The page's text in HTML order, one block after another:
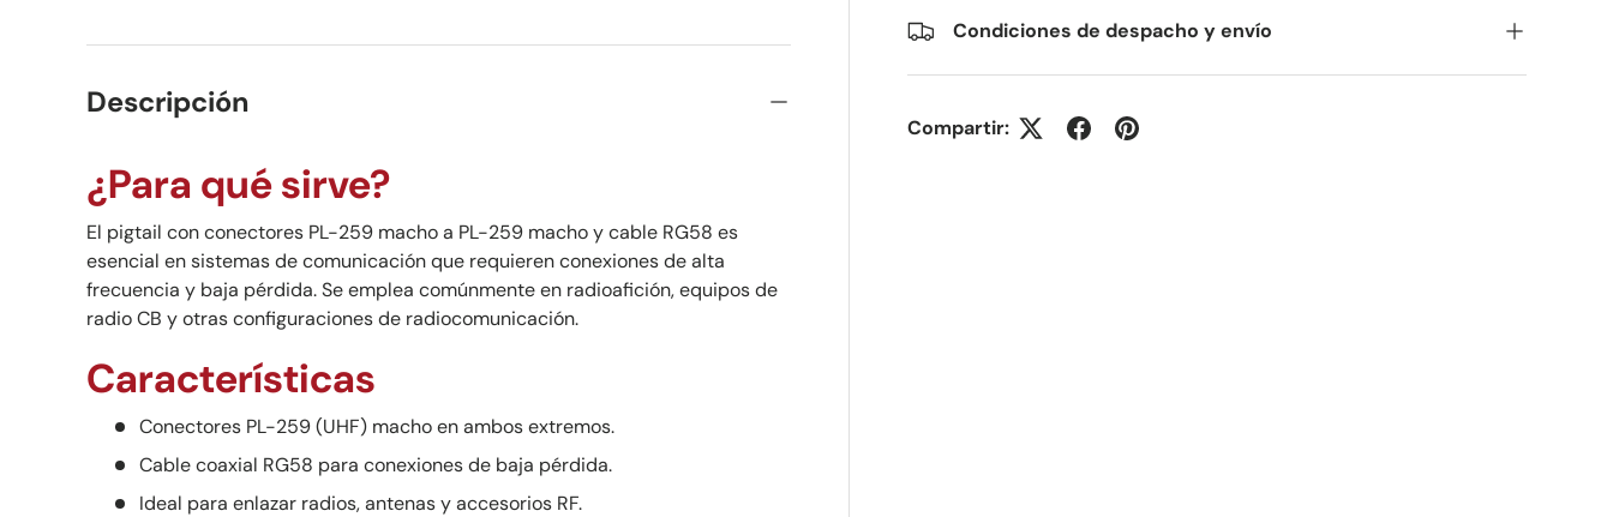
Condiciones de despacho y envío
Compartir:
Descripción
¿Para qué sirve?
El pigtail con conectores PL-259 macho a PL-259 macho y cable RG58 es
esencial en sistemas de comunicación que requieren conexiones de alta
frecuencia y baja pérdida. Se emplea comúnmente en radioafición, equipos de
radio CB y otras configuraciones de radiocomunicación.
Características
Conectores PL-259 (UHF) macho en ambos extremos.
Cable coaxial RG58 para conexiones de baja pérdida.
Ideal para enlazar radios, antenas y accesorios RF.